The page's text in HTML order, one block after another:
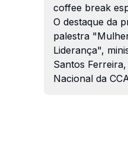
coffee break
O destaque da
palestra
Liderança",
Santos
Nacional da